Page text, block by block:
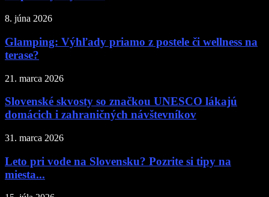
8. júna 2026
Glamping: Výhľady priamo z postele či wellness na
terase?
21. marca 2026
Slovenské skvosty so značkou UNESCO lákajú
domácich i zahraničných návštevníkov
31. marca 2026
Leto pri vode na Slovensku? Pozrite si tipy na
miesta...